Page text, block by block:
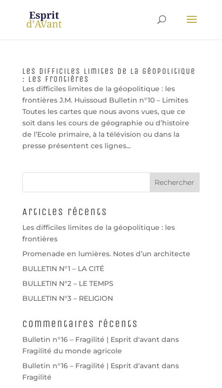
Les difficiles limites de la géopolitique
: les frontières
Les difficiles limites de la géopolitique : les
frontières J.M. Huissoud Bulletin n°10 – Limites
Toutes les cartes que nous avons vues, que ce
soit dans les cours de géographie ou d’histoire
de l’Ecole primaire, à la télévision ou dans la
presse présentent ces lignes...
Articles récents
Les difficiles limites de la géopolitique : les
frontières
Promenade en lumières. Notes d’un architecte
BULLETIN N°1 – LA CITÉ
BULLETIN N°2 – LE TEMPS
BULLETIN N°3 – RELIGION
Commentaires récents
Bulletin n°16 – Fragilité | Esprit d'avantdans
Fragilité du monde agricole
Bulletin n°16 – Fragilité | Esprit d'avantdans
Fragilité